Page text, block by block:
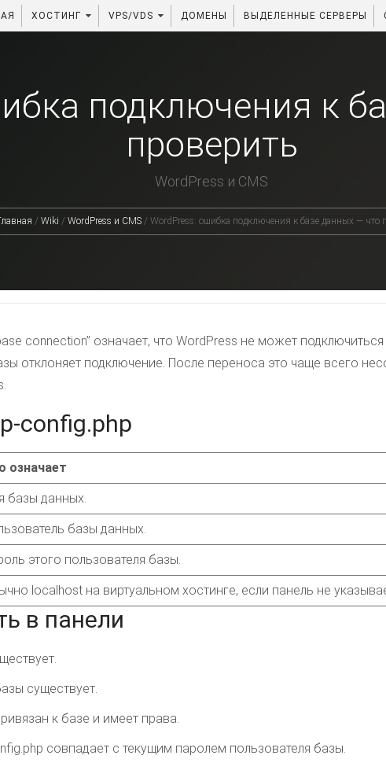
ХОСТИНГ VPS/VDS ДОМЕНЫ ВЫДЕЛЕННЫЕ СЕРВЕРЫ
подключения к
проверить
WordPress и CMS
/ Wiki / WordPress и CMS / WordPress: ошибка подключения к базе данных — что
connection” означает, что WordPress не может
отклоняет подключение. После переноса это чаще всего
config.php
означает
базы данных.
базы данных.
этого пользователя базы.
localhost на виртуальном хостинге, если панель не
в панели
существует.
к базе и имеет права.
совпадает с текущим паролем пользователя базы.